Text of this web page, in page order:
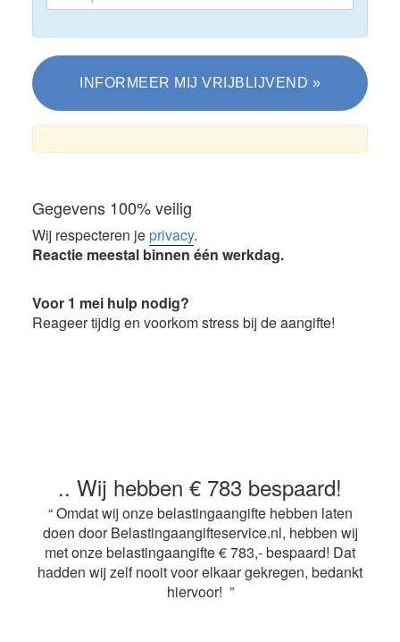
Gegevens 100% veilig
Wij respecteren jeprivacy.
Reactie meestal binnen één werkdag.
Voor 1 mei hulp nodig?
Reageer tijdig en voorkom stress bij de aangifte!
.. Wij hebben € 783 bespaard!
“ Omdat wij onze belastingaangifte hebben laten
doen door Belastingaangifteservice.nl, hebben wij
met onze belastingaangifte € 783,- bespaard! Dat
hadden wij zelf nooit voor elkaar gekregen, bedankt
hiervoor! ”